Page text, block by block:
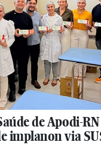
de Apodi-
implanon via